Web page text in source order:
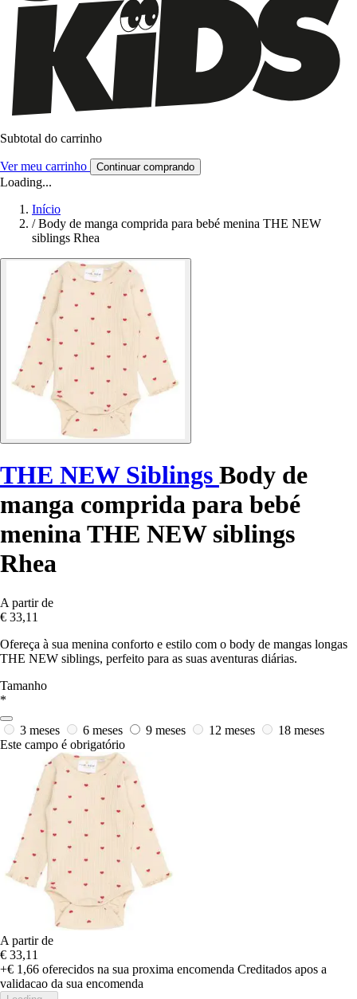
Subtotal do carrinho
Ver meu carrinho Continuar comprando
Loading...
Início
/ Body de manga comprida para bebé menina THE NEW
siblings Rhea
THE NEW Siblings Body de
manga comprida para bebé
menina THE NEW siblings
Rhea
A partir de
€ 33,11
Ofereça à sua menina conforto e estilo com o body de mangas longas
THE NEW siblings, perfeito para as suas aventuras diárias.
Tamanho
*
3 meses 6 meses 9 meses 12 meses
18 meses
Este campo é obrigatório
A partir de
€ 33,11
+€ 1,66 oferecidos na sua proxima encomenda Creditados apos a
validacao da sua encomenda